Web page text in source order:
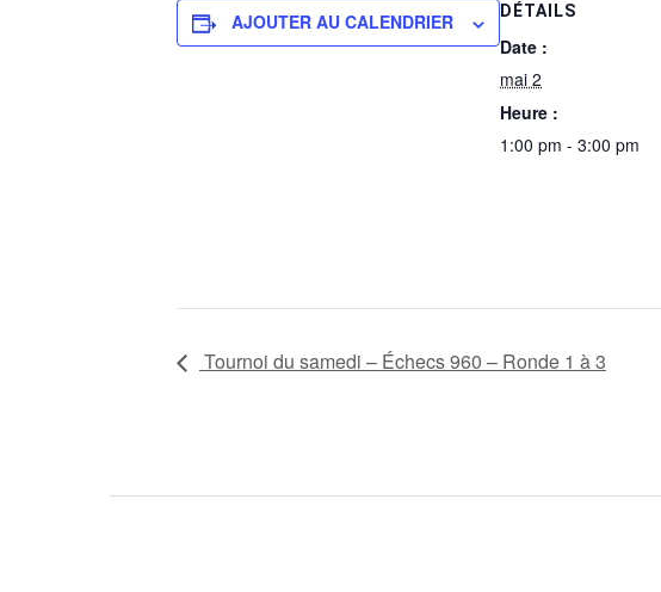
AJOUTER AU CALENDRIER DÉTAILS
Date :
mai 2
Heure :
1:00 pm - 3:00 pm
Tournoi du samedi – Échecs 960 – Ronde 1 à 3